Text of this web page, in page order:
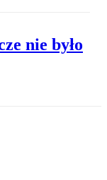
nie było